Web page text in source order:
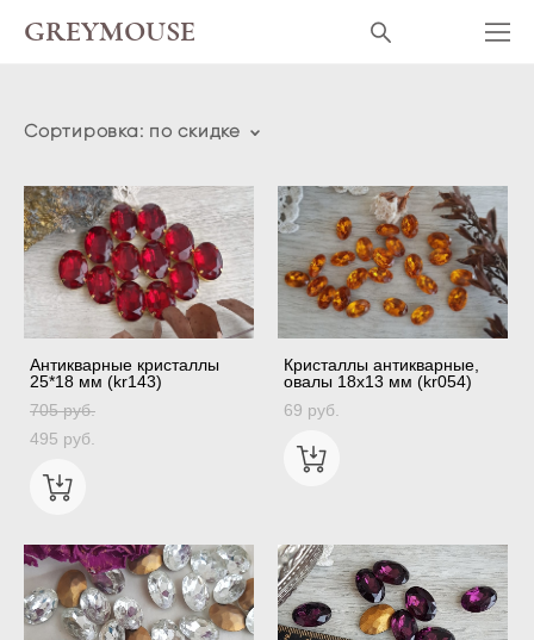
GREYMOUSE
Сортировка: по скидке
Антикварные кристаллы
25*18 мм (kr143)
705 pуб.
495 pуб.
Кристаллы антикварные,
овалы 18х13 мм (kr054)
69 pуб.